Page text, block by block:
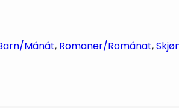
Mánát, Romaner/Románat,